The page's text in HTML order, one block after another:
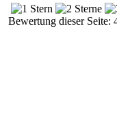
Bewertung dieser Seite: